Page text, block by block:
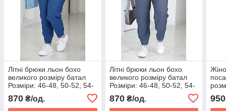
Літні брюки льон бохо
великого розміру батал
Розміри: 46-48, 50-52, 54-
70-72
870 ₴/од.
Літні брюки льон бохо
великого розміру батал
Розміри: 46-48, 50-52, 54-
70-72
870₴/од.
66-
950